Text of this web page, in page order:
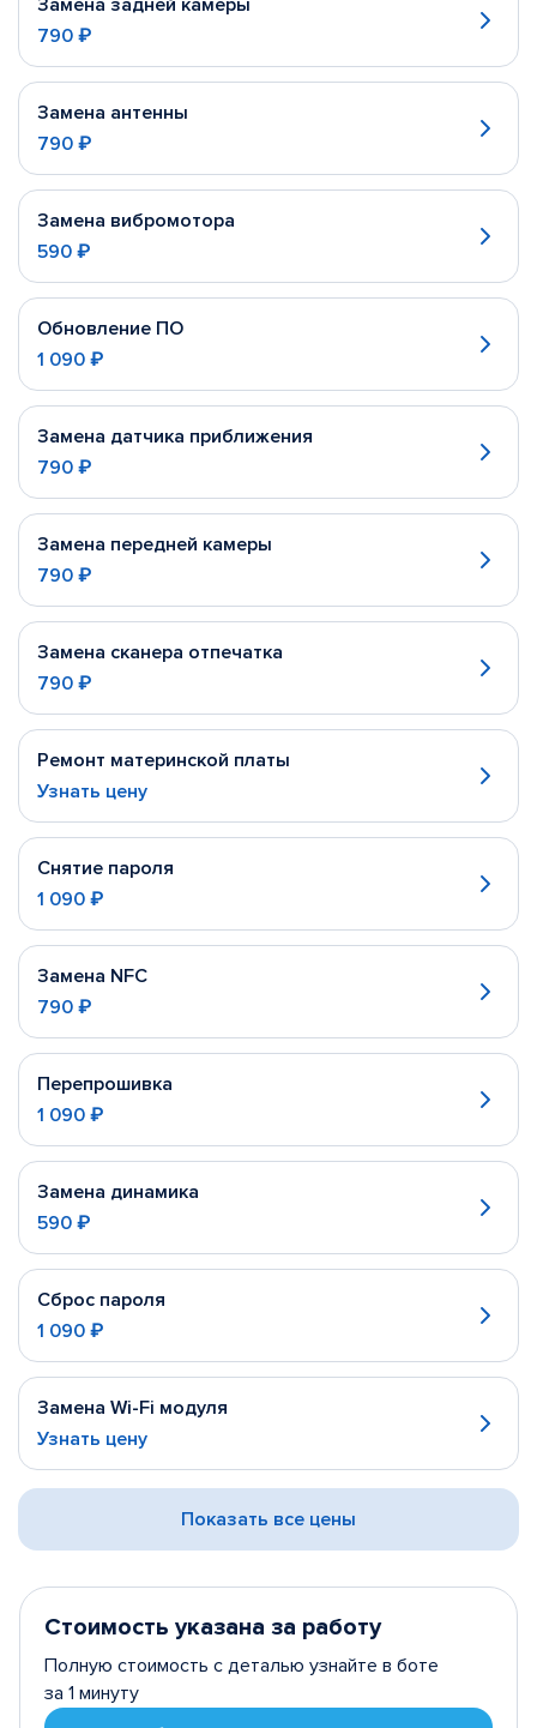
Замена задней камеры
790 ₽
Замена антенны
790 ₽
Замена вибромотора
590 ₽
Обновление ПО
1 090 ₽
Замена датчика приближения
790 ₽
Замена передней камеры
790 ₽
Замена сканера отпечатка
790 ₽
Ремонт материнской платы
Узнать цену
Снятие пароля
1 090 ₽
Замена NFC
790 ₽
Перепрошивка
1 090 ₽
Замена динамика
590 ₽
Сброс пароля
1 090 ₽
Замена Wi-Fi модуля
Узнать цену
Показать все цены
Стоимость указана за работу
Полную стоимость с деталью узнайте в боте
за 1 минуту